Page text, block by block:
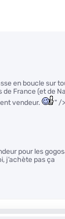
en boucle sur
France (et de
vendeur.
" />
pour les
j’achète pas ça